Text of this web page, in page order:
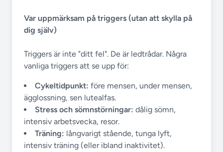
Var uppmärksam på triggers (utan att skylla på
dig själv)
Triggers är inte "ditt fel". De är ledtrådar. Några
vanliga triggers att se upp för:
Cykeltidpunkt: före mensen, under mensen,
ägglossning, sen lutealfas.
Stress och sömnstörningar: dålig sömn,
intensiv arbetsvecka, resor.
Träning: långvarigt stående, tunga lyft,
intensiv träning (eller ibland inaktivitet).